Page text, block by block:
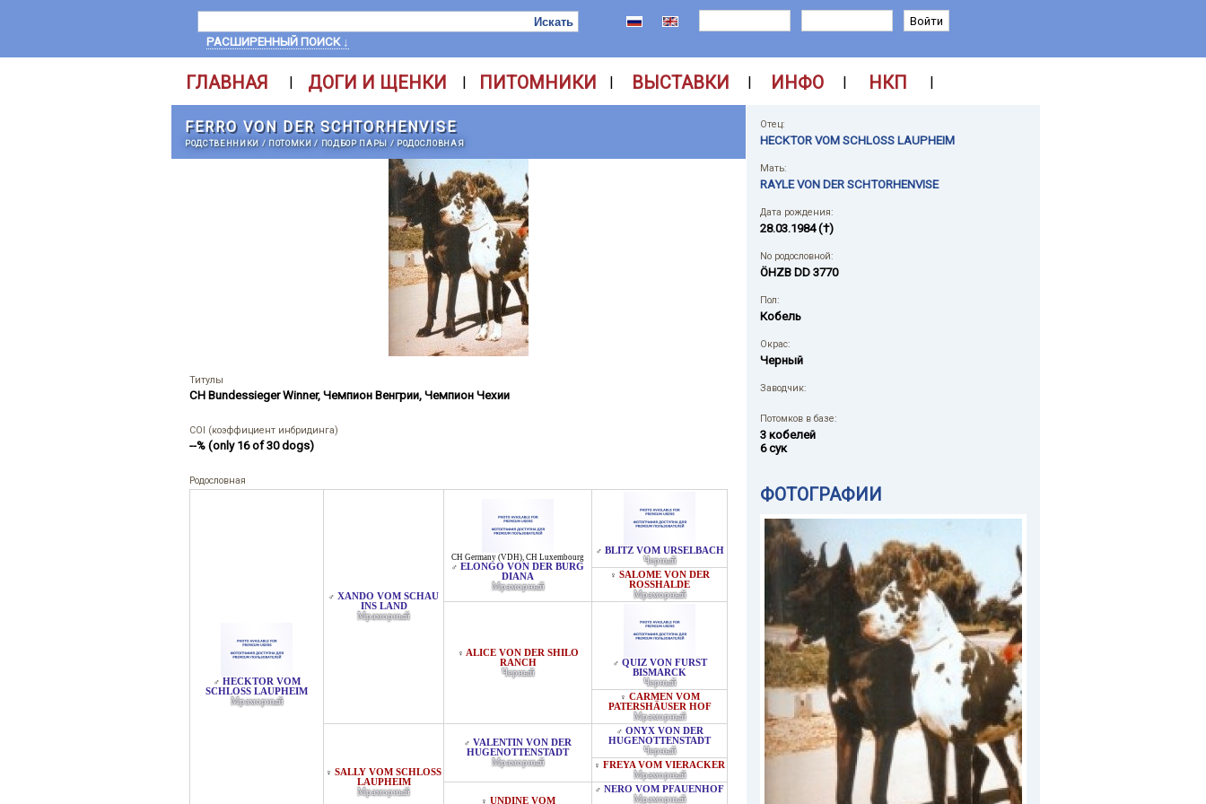
РАСШИРЕННЫЙ ПОИСК ↓
ГЛАВНАЯ | ДОГИ И ЩЕНКИ | ПИТОМНИКИ | ВЫСТАВКИ | ИНФО | НКП |
FERRO VON DER SCHTORHENVISE
РОДСТВЕННИКИ / ПОТОМКИ/ ПОДБОР ПАРЫ / РОДОСЛОВНАЯ
Титулы
CH Bundessieger Winner, Чемпион Венгрии, Чемпион Чехии
COI (коэффициент инбридинга)
--% (only 16 of 30 dogs)
Родословная
♂ HECKTOR VOM
SCHLOSS LAUPHEIM
Мраморный
♂ XANDO VOM SCHAU
INS LAND
Мраморный
CH Germany (VDH), CH Luxembourg
♂ ELONGO VON DER BURG
DIANA
Мраморный
♂ BLITZ VOM URSELBACH
Черный
♀ SALOME VON DER
ROSSHALDE
Мраморный
♀ ALICE VON DER SHILO
RANCH
Черный
♂ QUIZ VON FURST
BISMARCK
Черный
♀ CARMEN VOM
PATERSHÄUSER HOF
Мраморный
♀ SALLY VOM SCHLOSS L
AUPHEIM
Мраморный
♂ VALENTIN VON DER
HUGENOTTENSTADT
Мраморный
♂ ONYX VON DER
HUGENOTTENSTADT
Черный
♀ FREYA VOM VIERACKER
Мраморный
♀ UNDINE VOM
♂ NERO VOM PFAUENHOF
Мраморный
Отец:
HECKTOR VOM SCHLOSS LAUPHEIM
Мать:
RAYLE VON DER SCHTORHENVISE
Дата рождения:
28.03.1984 (†)
No родословной:
ÖHZB DD 3770
Пол:
Кобель
Окрас:
Черный
Заводчик:
Потомков в базе:
3 кобелей
6 сук
ФОТОГРАФИИ